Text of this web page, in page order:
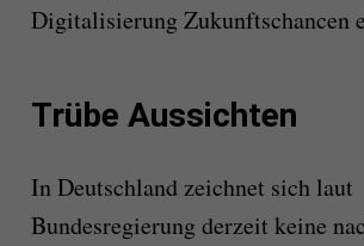
Digitalisierung Zukunftschancen
Trübe Aussichten
In Deutschland zeichnet sich laut
Bundesregierung derzeit keine